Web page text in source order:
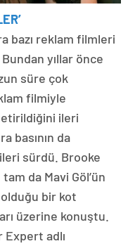
bazı reklam filmleri
yıllar önce
süre çok
filmiyle
ileri
basının da
ileri sürdü. Brooke
da Mavi Göl’ün
olduğu bir kot
üzerine konuştu.
Expert adlı